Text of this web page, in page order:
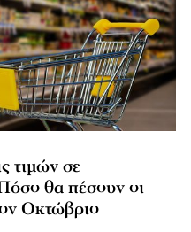
τιμών σε
θα πέσουν οι
Οκτώβριο